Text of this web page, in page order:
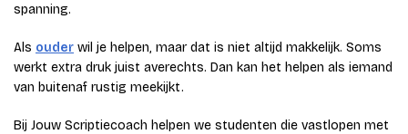
spanning.
Als ouder wil je helpen, maar dat is niet altijd makkelijk. Soms
werkt extra druk juist averechts. Dan kan het helpen als iemand
van buitenaf rustig meekijkt.
Bij Jouw Scriptiecoach helpen we studenten die vastlopen met